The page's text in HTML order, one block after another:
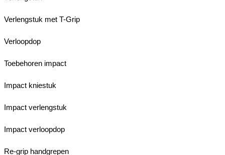
Verlengstuk met T-Grip
Verloopdop
Toebehoren impact
Impact kniestuk
Impact verlengstuk
Impact verloopdop
Re-grip handgrepen